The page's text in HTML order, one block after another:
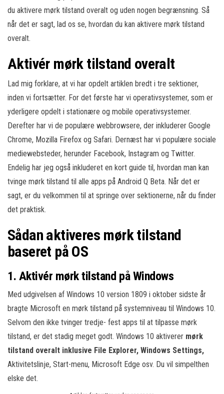
du aktivere mørk tilstand overalt og uden nogen begrænsning. Så
når det er sagt, lad os se, hvordan du kan aktivere mørk tilstand
overalt.
Aktivér mørk tilstand overalt
Lad mig forklare, at vi har opdelt artiklen bredt i tre sektioner,
inden vi fortsætter. For det første har vi operativsystemer, som er
yderligere opdelt i stationære og mobile operativsystemer.
Derefter har vi de populære webbrowsere, der inkluderer Google
Chrome, Mozilla Firefox og Safari. Dernæst har vi populære sociale
mediewebsteder, herunder Facebook, Instagram og Twitter.
Endelig har jeg også inkluderet en kort guide til, hvordan man kan
tvinge mørk tilstand til alle apps på Android Q Beta. Når det er
sagt, er du velkommen til at springe over sektionerne, når du finder
det praktisk.
Sådan aktiveres mørk tilstand
baseret på OS
1. Aktivér mørk tilstand på Windows
Med udgivelsen af Windows 10 version 1809 i oktober sidste år
bragte Microsoft en mørk tilstand på systemniveau til Windows 10.
Selvom den ikke tvinger tredje- fest apps til at tilpasse mørk
tilstand, er det stadig meget godt. Windows 10 aktiverer mørk
tilstand overalt inklusive File Explorer, Windows Settings,
Aktivitetslinje, Start-menu, Microsoft Edge osv. Du vil simpelthen
elske det.